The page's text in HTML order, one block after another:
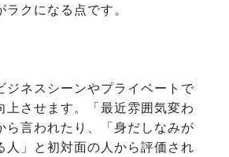
クになる点です。
ジネスシーンやプライベートで
上させます。「最近雰囲気変わ
ら言われたり、「身だしなみが
人」と初対面の人から評価され